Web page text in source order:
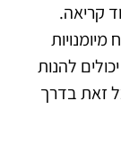
קריאה.
להנות
זאת בדרך